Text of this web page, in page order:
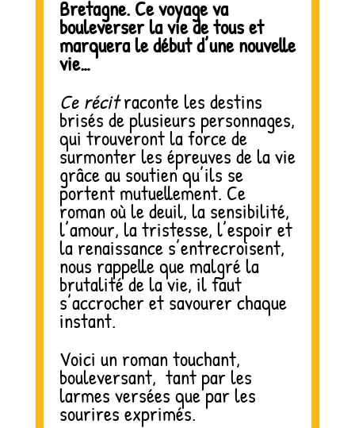
Bretagne. Ce voyage va
bouleverser la vie de tous et
marquera le début d’une nouvelle
vie…
Ce récitraconte les destins
brisés de plusieurs personnages,
qui trouveront la force de
surmonter les épreuves de la vie
grâce au soutien qu’ils se
portent mutuellement. Ce
roman où le deuil, la sensibilité,
l’amour, la tristesse, l’espoir et
la renaissance s’entrecroisent,
nous rappelle que malgré la
brutalité de la vie, il faut
s’accrocher et savourer chaque
instant.
Voici un roman touchant,
bouleversant, tant par les
larmes versées que par les
sourires exprimés.